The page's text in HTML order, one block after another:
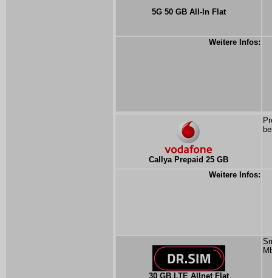
5G 50 GB All-In Flat
Weitere Infos:
Callya Prepaid 25 GB
Weitere Infos:
30 GB LTE Allnet Flat